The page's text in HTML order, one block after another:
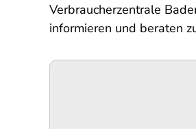
Verbraucherzentrale
informieren und beraten
Podigee-